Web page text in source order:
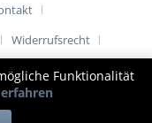
Widerrufsrecht
|
Funktionalität